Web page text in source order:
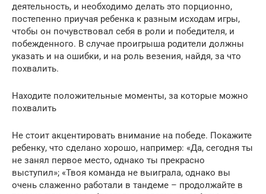
деятельность, и необходимо делать это порционно,
постепенно приучая ребенка к разным исходам игры,
чтобы он почувствовал себя в роли и победителя, и
побежденного. В случае проигрыша родители должны
указать и на ошибки, и на роль везения, найдя, за что
похвалить.
Находите положительные моменты, за которые можно
похвалить
Не стоит акцентировать внимание на победе. Покажите
ребенку, что сделано хорошо, например: «Да, сегодня ты
не занял первое место, однако ты прекрасно
выступил»; «Твоя команда не выиграла, однако вы
очень слаженно работали в тандеме – продолжайте в